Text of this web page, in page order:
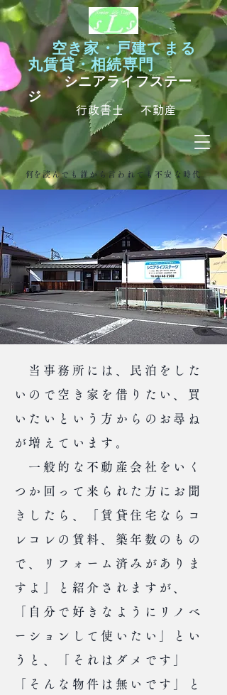
​何を読んでも誰から言われても不安な時代
空き家・戸建てまる
丸賃貸・相続専門
シニアライフステー
ジ
行政書士 不動産
当事務所には、民泊をした
いので空き家を借りたい、買
いたいという方からのお尋ね
が増えています。
一般的な不動産会社をいく
つか回って来られた方にお聞
きしたら、「賃貸住宅ならコ
レコレの賃料、築年数のもの
で、リフォーム済みがありま
すよ」と紹介されますが、
「自分で好きなようにリノベ
ーションして使いたい」とい
うと、「それはダメです」
「そんな物件は無いです」と